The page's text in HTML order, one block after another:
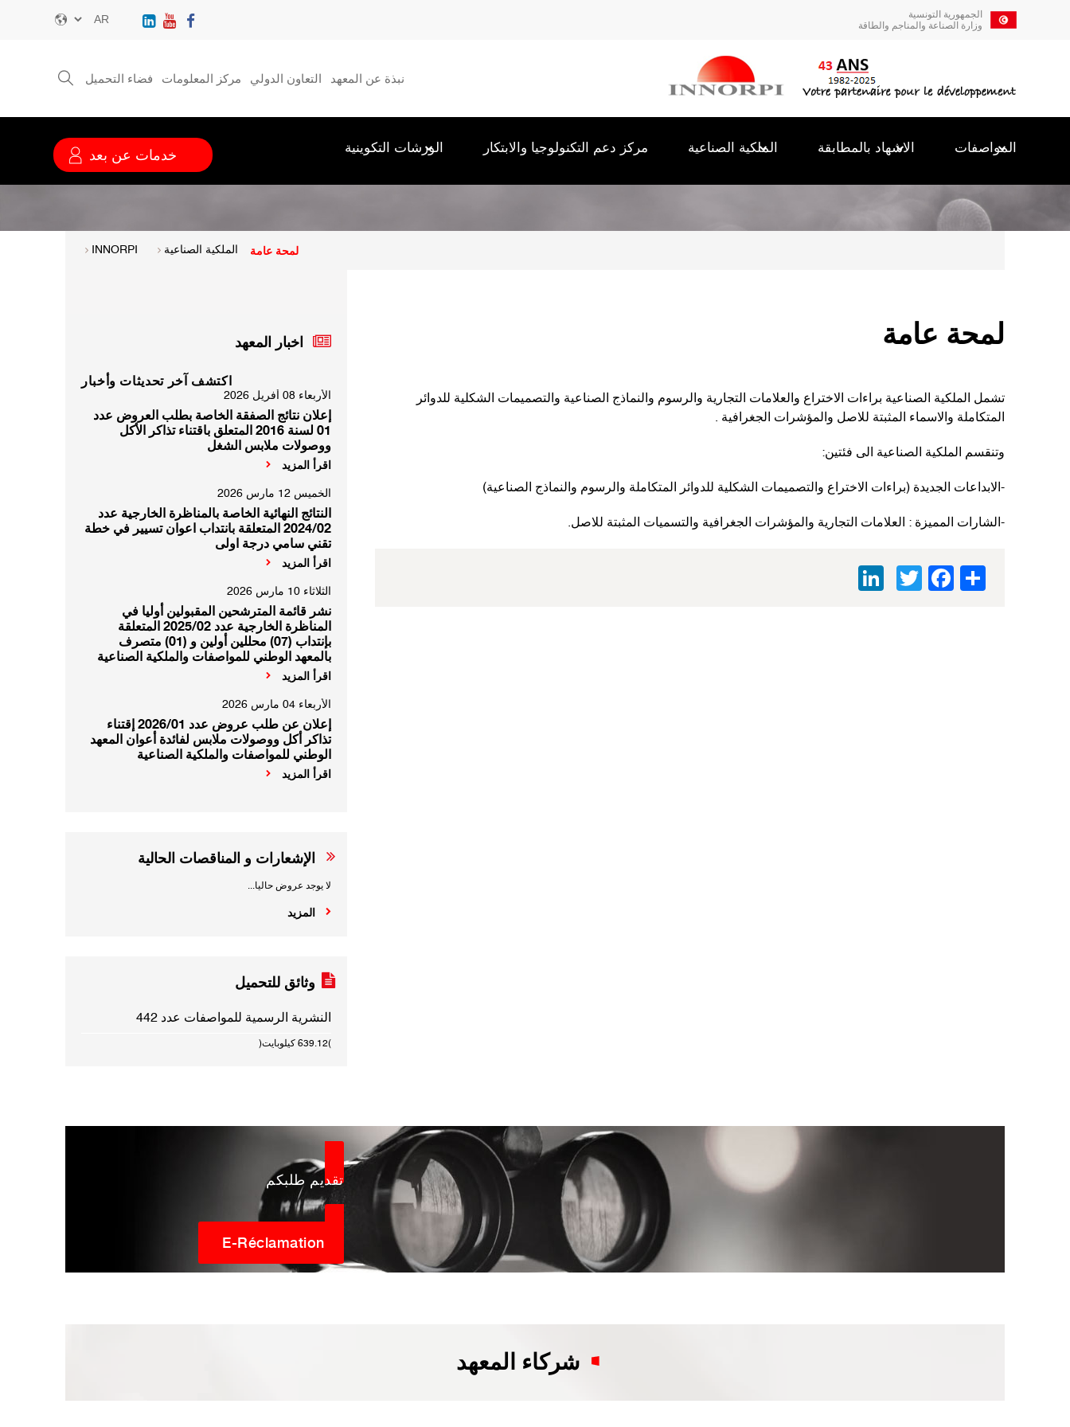
الجمهورية التونسية
وزارة الصناعة والمناجم والطاقة
Select
Menu
نبذة عن المعهد التعاون الدولي مركز المعلومات فضاء التحميل
الخدمة
خدمات عن بعد المواصفات الاشهاد بالمطابقة الملكية الصناعية مركز دعم التكنولوجيا والابتكار الورشات التكوينية
INNORPI الملكية الصناعية لمحة عامة
لمحة عامة
تشمل الملكية الصناعية براءات الاختراع والعلامات التجارية والرسوم والنماذج الصناعية والتصميمات الشكلية للدوائر
المتكاملة والاسماء المثبتة للاصل والمؤشرات الجغرافية .
وتنقسم الملكية الصناعية الى فئتين:
-الابداعات الجديدة )براءات الاختراع والتصميمات الشكلية للدوائر المتكاملة والرسوم والنماذج الصناعية(
-الشارات المميزة : العلامات التجارية والمؤشرات الجغرافية والتسميات المثبتة للاصل.
Share
Facebook
Twitter
اخبار المعهد
اكتشف آخر تحديثات وأخبار
الأربعاء 08 أفريل 2026
إعلان نتائج الصفقة الخاصة بطلب العروض عدد
01 لسنة 2016 المتعلق باقتناء تذاكر الأكل
ووصولات ملابس الشغل
اقرأ المزيد
الخميس 12 مارس 2026
النتائج النهائية الخاصة بالمناظرة الخارجية عدد
2024/02 المتعلقة بانتداب اعوان تسيير في خطة
تقني سامي درجة اولى
اقرأ المزيد
الثلاثاء 10 مارس 2026
نشر قائمة المترشحين المقبولين أوليا في
المناظرة الخارجية عدد 2025/02 المتعلقة
بإنتداب (07) محللين أولين و (01) متصرف
بالمعهد الوطني للمواصفات والملكية الصناعية
اقرأ المزيد
الأربعاء 04 مارس 2026
إعلان عن طلب عروض عدد 2026/01 إقتناء
تذاكر أكل ووصولات ملابس لفائدة أعوان المعهد
الوطني للمواصفات والملكية الصناعية
اقرأ المزيد
الإشعارات و المناقصات الحالية
لا يوجد عروض حاليا...
المزيد
وثائق للتحميل
النشرية الرسمية للمواصفات عدد 442
(639.12 كيلوبايت)
تقديم طلبكم
E-Réclamation
شركاء المعهد